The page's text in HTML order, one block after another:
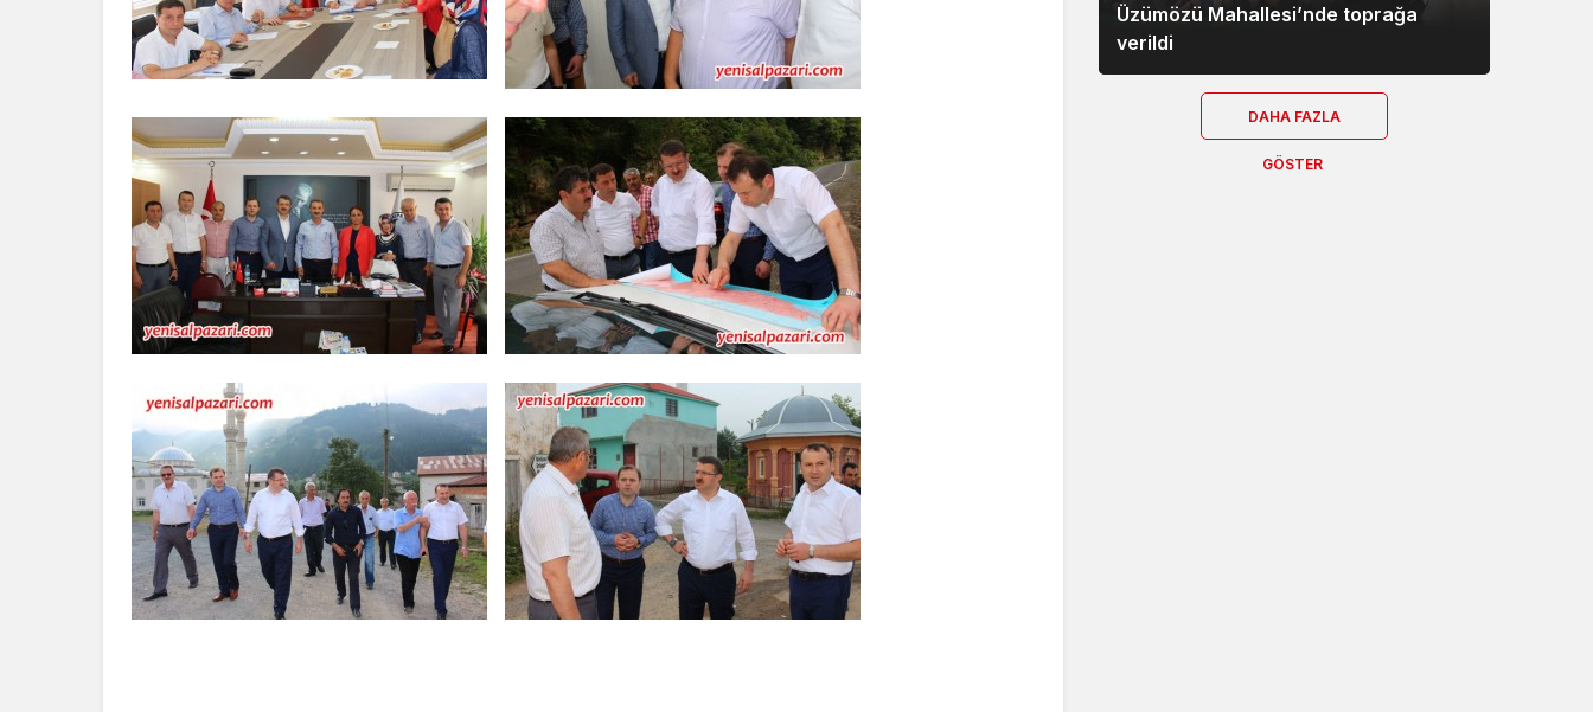
Üzümözü Mahallesi’nde toprağa
verildi
DAHA FAZLA
GÖSTER